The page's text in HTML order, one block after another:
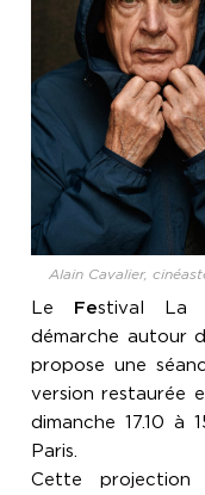
Alain Cavalier,
Le Festival La
démarche autour
propose une
version restaurée
dimanche 17.10 à
Paris.
Cette